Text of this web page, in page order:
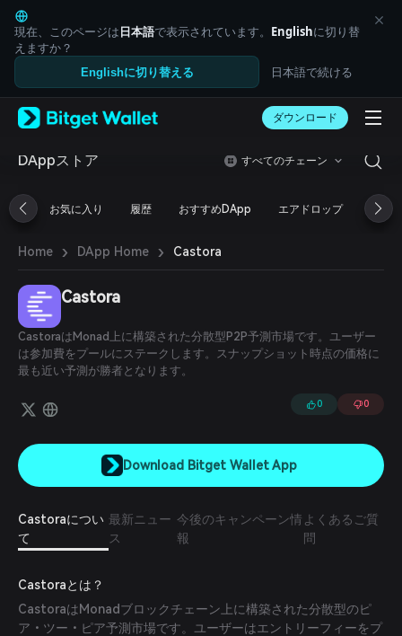
English
日本語
Tiếng Việt
Русский
Español (Latinoamérica)
Italiano
Deutsch
繁體中文
Português (Portugal)
ภาษาไทย
العربية
हिन्दी
Español
Português (Brasil)
Español (Argentina)
現在、このページは日本語で表示されています。 Englishに切り替
えますか？
Englishに切り替える 日本語で続ける
ダウンロード
DAppストア すべてのチェーン
お気に入り 履歴 おすすめDApp エアドロップ DeFi
Home › DApp Home › Castora
Castora
CastoraはMonad上に構築された分散型P2P予測市場です。ユーザー
は参加費をプールにステークします。スナップショット時点の価格に
最も近い予測が勝者となります。
0 0
Download Bitget Wallet App
Castoraについ
て
最新ニュー
ス
今後のキャンペーン情
報
よくあるご質
問
Castoraとは？
CastoraはMonadブロックチェーン上に構築された分散型のピ
ア・ツー・ピア予測市場です。ユーザーはエントリーフィーをプ